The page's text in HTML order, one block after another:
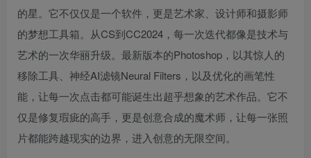
的星。它不仅仅是一个软件，更是艺术家、设计师和摄影师
的梦想工具箱。从CS到CC2024，每一次迭代都像是技术与
艺术的一次华丽升级。最新版本的Photoshop，以其惊人的
移除工具、神经AI滤镜Neural Filters，以及优化的画笔性
能，让每一次点击都可能诞生出超乎想象的艺术作品。它不
仅是修复瑕疵的高手，更是创意合成的魔术师，让每一张照
片都能跨越现实的边界，进入创意的无限空间。